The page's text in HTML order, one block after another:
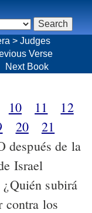
> Judges
Verse
Next Book
10 11
12
20
21
después de la
Israel
subirá
contra los